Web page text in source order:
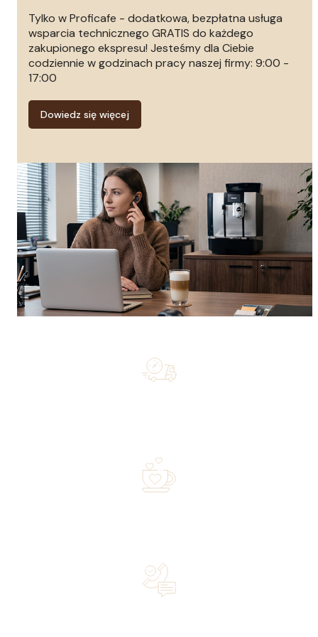
Tylko w Proficafe - dodatkowa, bezpłatna usługa
wsparcia technicznego GRATIS do każdego
zakupionego ekspresu! Jesteśmy dla Ciebie
codziennie w godzinach pracy naszej firmy: 9:00 -
17:00
Dowiedz się więcej